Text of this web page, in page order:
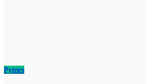
Pymes